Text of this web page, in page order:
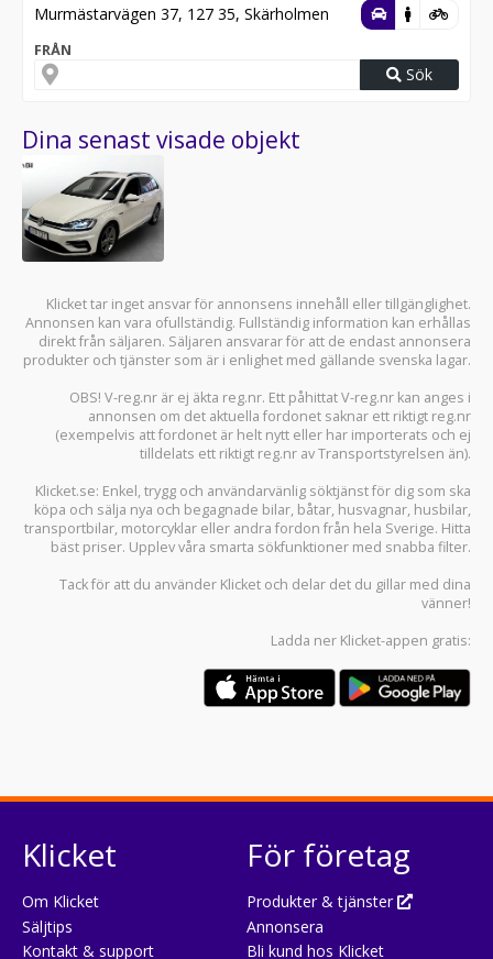
Murmästarvägen 37, 127 35, Skärholmen
FRÅN
Sök
Dina senast visade objekt
Klicket tar inget ansvar för annonsens innehåll eller tillgänglighet.
Annonsen kan vara ofullständig. Fullständig information kan erhållas
direkt från säljaren. Säljaren ansvarar för att de endast annonsera
produkter och tjänster som är i enlighet med gällande svenska lagar.
OBS! V-reg.nr är ej äkta reg.nr. Ett påhittat V-reg.nr kan anges i
annonsen om det aktuella fordonet saknar ett riktigt reg.nr
(exempelvis att fordonet är helt nytt eller har importerats och ej
tilldelats ett riktigt reg.nr av Transportstyrelsen än).
Klicket.se: Enkel, trygg och användarvänlig söktjänst för dig som ska
köpa och sälja nya och begagnade bilar, båtar, husvagnar, husbilar,
transportbilar, motorcyklar eller andra fordon från hela Sverige. Hitta
bäst priser. Upplev våra smarta sökfunktioner med snabba filter.
Tack för att du använder Klicket och delar det du gillar med dina
vänner!
Ladda ner Klicket-appen gratis:
Klicket
Om Klicket
Säljtips
Kontakt & support
För företag
Produkter & tjänster
Annonsera
Bli kund hos Klicket